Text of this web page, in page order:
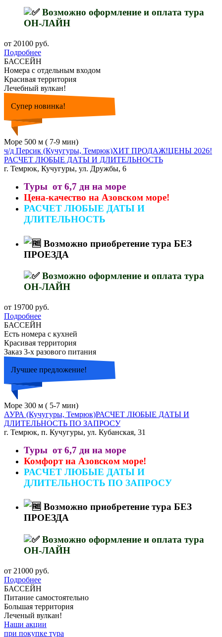
Возможно оформление и оплата тура
ОН-ЛАЙН
от 20100 руб.
Подробнее
БАССЕЙН
Номера с отдельным входом
Красивая территория
Лечебный вулкан!
Супер новинка!
Море 500 м ( 7-9 мин)
ч/д Персик (Кучугуры, Темрюк)ХИТ ПРОДАЖ!ЦЕНЫ 2026!
РАСЧЕТ ЛЮБЫЕ ДАТЫ И ДЛИТЕЛЬНОСТЬ
г. Темрюк, Кучугуры, ул. Дружбы, 6
Туры от 6,7 дн на море
Цена-качество на Азовском море!
РАСЧЕТ ЛЮБЫЕ ДАТЫ И
ДЛИТЕЛЬНОСТЬ
Возможно приобретение тура БЕЗ
ПРОЕЗДА
Возможно оформление и оплата тура
ОН-ЛАЙН
от 19700 руб.
Подробнее
БАССЕЙН
Есть номера с кухней
Красивая территория
Заказ 3-х разового питания
Лучшее предложение!
Море 300 м ( 5-7 мин)
АУРА (Кучугуры, Темрюк)РАСЧЕТ ЛЮБЫЕ ДАТЫ И
ДЛИТЕЛЬНОСТЬ ПО ЗАПРОСУ
г. Темрюк, п. Кучугуры, ул. Кубанская, 31
Туры от 6,7 дн на море
Комфорт на Азовском море!
РАСЧЕТ ЛЮБЫЕ ДАТЫ И
ДЛИТЕЛЬНОСТЬ ПО ЗАПРОСУ
Возможно приобретение тура БЕЗ
ПРОЕЗДА
Возможно оформление и оплата тура
ОН-ЛАЙН
от 21000 руб.
Подробнее
БАССЕЙН
Питание самостоятельно
Большая территория
Леченый вулкан!
Наши акции
при покупке тура